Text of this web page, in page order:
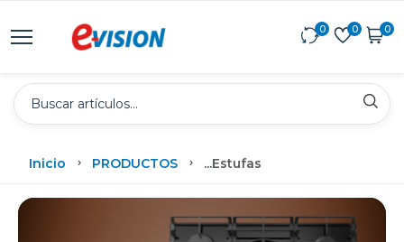
0 0 0
Inicio PRODUCTOS ...Estufas